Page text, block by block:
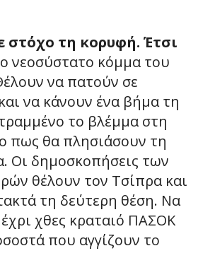
στόχο τη κορυφή. Έτσι
νεοσύστατο κόμμα του
να πατούν σε
να κάνουν ένα βήμα τη
το βλέμμα στη
πως θα πλησιάσουν τη
Οι δημοσκοπήσεις των
θέλουν τον Τσίπρα και
τη δεύτερη θέση. Να
χθες κραταιό ΠΑΣΟΚ
που αγγίζουν το